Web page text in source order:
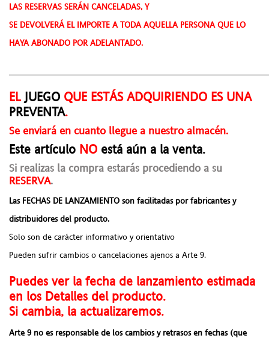
LAS RESERVAS SERÁN CANCELADAS, Y
SE DEVOLVERÁ EL IMPORTE A TODA AQUELLA PERSONA QUE LO
HAYA ABONADO POR ADELANTADO.
ELJUEGO QUE ESTÁS ADQUIRIENDO ES UNA
PREVENTA.
Se enviará en cuanto llegue a nuestro almacén.
Este artículo NO está aún a la venta.
Si realizas la compra estarás procediendo a su
RESERVA.
Las FECHAS DE LANZAMIENTO son facilitadas por fabricantes y
distribuidores del producto.
Solo son de carácter informativo y orientativo
Pueden sufrir cambios o cancelaciones ajenos a Arte 9.
Puedes ver la fecha de lanzamiento estimada
en los Detalles del producto.
Si cambia, la actualizaremos.
Arte 9 no es responsable de los cambios y retrasos en fechas (que